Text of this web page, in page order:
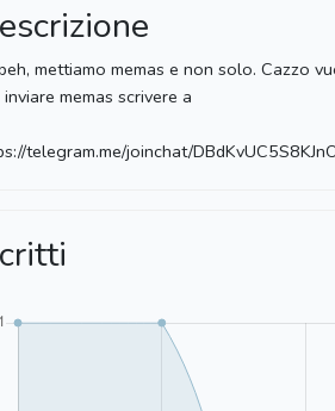
mettiamo memas e non solo. Cazzo
inviare memas scrivere a
telegram.me/joinchat/